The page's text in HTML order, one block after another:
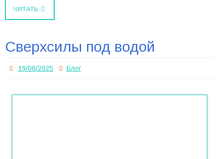
ЧИТАТЬ
Сверхсилы под водой
19/06/2025 Блог